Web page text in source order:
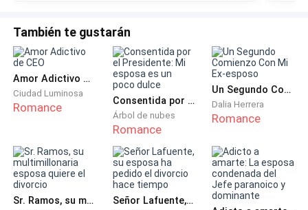
Durante el resto de la cirugía se mantuvo en silencio
mientras una lágrima recorría el rostro de Jane, una
lágrima de insatisfacción propia, de miedo a ser
abandonada por él, de tener que revivir la historia de
su hermano Jake, quien también padecía la misma
El silencio era ensordecedor, sólo se escuchaba la voz
del médico y el sonido de las pinzas sobre la mesa de
metal al ser colocadas por el auxiliar del médico.
También te gustarán
Amor Adictivo de CEO
Ciudad Luminosa
Romance Consentida por el Presidente: Mi esposa es un poco dulce
Árbol de nubes
Romance
Un Segundo Comienzo Con Mi Ex-esposo
Dalia Herrera
Romance
Sr. Ramos, su multimillonaria esposa quiere el divorcio Señor Lafuente, su esposa ha pedido el divorcio hace tiempo